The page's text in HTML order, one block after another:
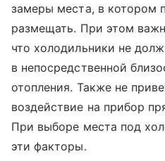
замеры места, в котором
размещать. При этом
что холодильники не
в непосредственной
отопления. Также не
воздействие на прибор
При выборе места под
эти факторы.